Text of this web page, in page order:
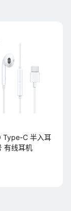
Type-C 半入耳
有线耳机